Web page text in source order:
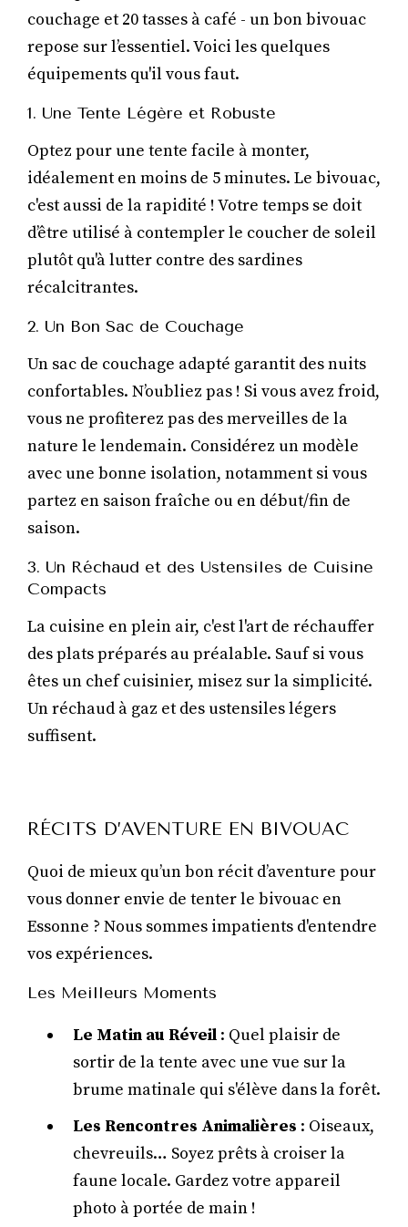
couchage et 20 tasses à café - un bon bivouac
repose sur l’essentiel. Voici les quelques
équipements qu'il vous faut.
1. Une Tente Légère et Robuste
Optez pour une tente facile à monter,
idéalement en moins de 5 minutes. Le bivouac,
c'est aussi de la rapidité ! Votre temps se doit
d’être utilisé à contempler le coucher de soleil
plutôt qu'à lutter contre des sardines
récalcitrantes.
2. Un Bon Sac de Couchage
Un sac de couchage adapté garantit des nuits
confortables. N’oubliez pas ! Si vous avez froid,
vous ne profiterez pas des merveilles de la
nature le lendemain. Considérez un modèle
avec une bonne isolation, notamment si vous
partez en saison fraîche ou en début/fin de
saison.
3. Un Réchaud et des Ustensiles de Cuisine
Compacts
La cuisine en plein air, c'est l'art de réchauffer
des plats préparés au préalable. Sauf si vous
êtes un chef cuisinier, misez sur la simplicité.
Un réchaud à gaz et des ustensiles légers
suffisent.
RÉCITS D’AVENTURE EN BIVOUAC
Quoi de mieux qu’un bon récit d’aventure pour
vous donner envie de tenter le bivouac en
Essonne ? Nous sommes impatients d'entendre
vos expériences.
Les Meilleurs Moments
Le Matin au Réveil : Quel plaisir de
sortir de la tente avec une vue sur la
brume matinale qui s'élève dans la forêt.
Les Rencontres Animalières : Oiseaux,
chevreuils… Soyez prêts à croiser la
faune locale. Gardez votre appareil
photo à portée de main !